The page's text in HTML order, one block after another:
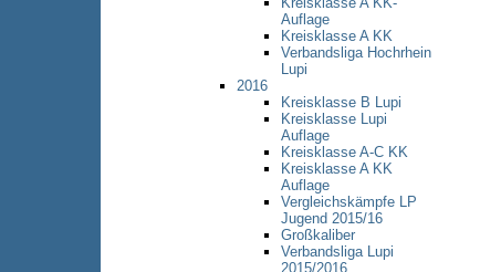
Auflage
Kreisklasse A KK
Verbandsliga Hochrhein
Lupi
2016
Kreisklasse B Lupi
Kreisklasse Lupi
Auflage
Kreisklasse A-C KK
Kreisklasse A KK
Auflage
Vergleichskämpfe LP
Jugend 2015/16
Großkaliber
Verbandsliga Lupi
2015/2016